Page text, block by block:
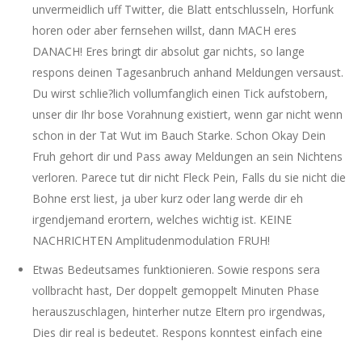
unvermeidlich uff Twitter, die Blatt entschlusseln, Horfunk
horen oder aber fernsehen willst, dann MACH eres
DANACH! Eres bringt dir absolut gar nichts, so lange
respons deinen Tagesanbruch anhand Meldungen versaust.
Du wirst schlie?lich vollumfanglich einen Tick aufstobern,
unser dir Ihr bose Vorahnung existiert, wenn gar nicht wenn
schon in der Tat Wut im Bauch Starke. Schon Okay Dein
Fruh gehort dir und Pass away Meldungen an sein Nichtens
verloren. Parece tut dir nicht Fleck Pein, Falls du sie nicht die
Bohne erst liest, ja uber kurz oder lang werde dir eh
irgendjemand erortern, welches wichtig ist. KEINE
NACHRICHTEN Amplitudenmodulation FRUH!
Etwas Bedeutsames funktionieren. Sowie respons sera
vollbracht hast, Der doppelt gemoppelt Minuten Phase
herauszuschlagen, hinterher nutze Eltern pro irgendwas,
Dies dir real is bedeutet. Respons konntest einfach eine